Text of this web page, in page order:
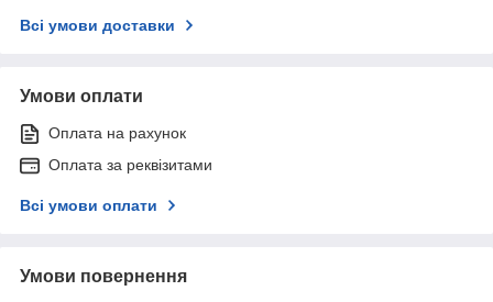
Всі умови доставки
Умови оплати
Оплата на рахунок
Оплата за реквізитами
Всі умови оплати
Умови повернення